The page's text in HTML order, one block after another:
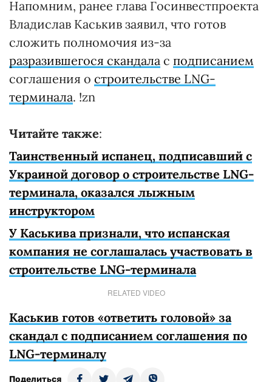
Напомним, ранее глава Госинвестпроекта
Владислав Каськив заявил, что готов
сложить полномочия из-за
разразившегося скандала с подписанием
соглашения о строительстве LNG-
терминала. !zn
Читайте также:
Таинственный испанец, подписавший с
Украиной договор о строительстве LNG-
терминала, оказался лыжным
инструктором
У Каськива признали, что испанская
компания не соглашалась участвовать в
строительстве LNG-терминала
RELATED VIDEO
Каськив готов «ответить головой» за
скандал с подписанием соглашения по
LNG-терминалу
Поделиться